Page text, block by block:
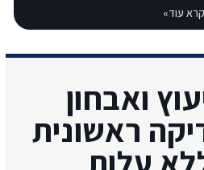
קרא עוד»
ואבחון
ראשונית